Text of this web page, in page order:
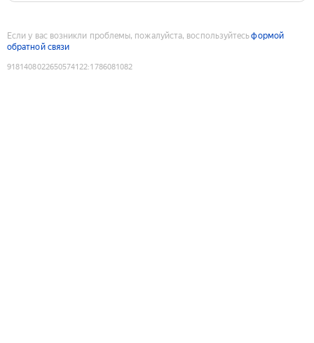
Если у вас возникли проблемы, пожалуйста, воспользуйтесьформой
обратной связи
9181408022650574122:1786081082